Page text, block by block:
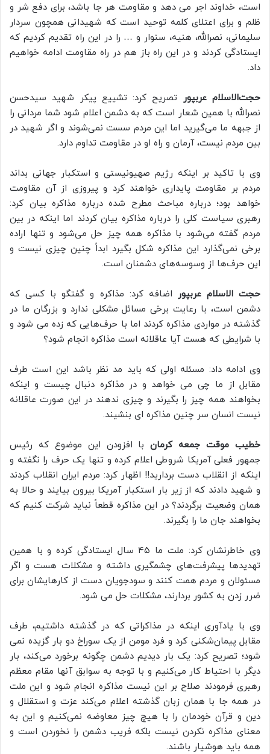
است، خداوند اجر می دهد و مقاومت هر جا باشد، برای دفع شر و
ظلم و برای اعتلای کلمه توحید است که شهیدانی همچون سردار
سلیمانی، نصرالله، هنیه، سنوار و … را در این راه تقدیم کردیم که
ایستادگی کردند و در این راه باز هم در راه مقاومت ادامه خواهیم
داد.
حجت‌الاسلام عربپور
تصریح کرد: تشییع پیکر شهید سیدحسن
نصرالله با همین شعار است که به دشمن اعلام شود شما مردانی را
از جبهه ما می‌گیرید اما این مردم سست نمی‌شوند و اگر شهید در
بین مردم نیست، آرمان و راه او در مقاومت تداوم دارد.
وی با تاکید بر اینکه رژیم صهیونیستی و استکبار جهانی بداند
مردم بر مقاومت پایداری خواهند کرد و پیروزی از آن مقاومت
خواهد بود؛ درباره مباحث مطرح شده درباره مذاکره بیان کرد:
رهبری سیاست کلی را درباره مذاکره بیان کردند اما اینکه در بین
مردم گفته می‌شود با مذاکره همه چیز حل می‌شود و تنها اراده
برخی نمی‌گذارد این مذاکره شکل بگیرد ابداً چنین چیزی نیست و
این حرف‌ها از وسوسه‌های دشمنان است.
حجت الاسلام عربپور
اضافه کرد: مذاکره و گفتگو با کسی که
دشمن است، با رعایت برخی مسائل مشکلی ندارد و بزرگان ما در
گذشته در مواردی مذاکره کردند اما با حرف‌هایی که زده می شود و
با شرایطی که هست آیا عاقلانه است مذاکره انجام شود؟
وی ادامه داد: مسئله اولی که باید مد نظر باشد این است طرف
مقابل از ما چی می خواهد و در مذاکره دنبال چیست و اینکه
بخواهند همه چیز را بگیرند و چیزی ندهند در این صورت عاقلانه
نیست انسان سر چنین مذاکره ای بنشیند.
خطیب موقت جمعه کرمانبا افزودن این موضوع که رئیس
جمهور فعلی آمریکا شروطی اعلام کرده و تنها یک حرف را نگفته و
اینکه از انقلاب دست بردارید!! اظهار کرد: مردم ایران انقلاب کردند
و شهید دادند که از زیر بار استکبار آمریکا بیرون بیایند و حالا به
همان وضعیت برگردند؟ در این مذاکره قطعاً نباید شرکت کنیم که
بخواهند جان ما را بگیرند.
وی خاطرنشان کرد: ملت ما ۴۵ سال ایستادگی کرده و با همین
تهدیدها پیشرفت‌های چشمگیری داشته و مشکلات هست و اگر
مسئولان و مردم همت کنند و سودجویان دست از کارهایشان برای
ضرر زدن به کشور بردارند، مشکلات حل می شود.
وی با یادآوری اینکه در مذاکراتی که در گذشته داشتیم، طرف
مقابل پیمان‌شکنی کرد و فرد مومن از یک سوراخ دو بار گزیده نمی
شود؛ تصریح کرد: یک بار دیدیم دشمن چگونه برخورد می‌کند، بار
دیگر با احتیاط کار می‌کنیم و با توجه به سوابق آنها مقام معظم
رهبری فرمودند صلاح بر این نیست مذاکره انجام شود و این ملت
در همه جا با همان زبان گذشته اعلام می‌کند عزت و استقلال و
دین و قرآن خودمان را با هیچ چیز معاوضه نمی‌کنیم و این به
معنای مذاکره نکردن نیست بلکه فریب دشمن را نخوردن است و
همه باید هوشیار باشند.